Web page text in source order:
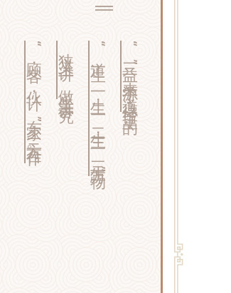
“三益”来源于《道德经》里的
“道生一，一生二，二生三，三生万物”
狭义上讲，做生意讲究
“顾客，伙计，东家”三方合作。